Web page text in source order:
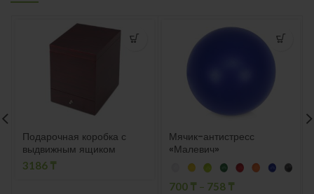
Подарочная коробка с
выдвижным ящиком
3186 ₸
Мячик-антистресс
«Малевич»
700 ₸ – 758 ₸